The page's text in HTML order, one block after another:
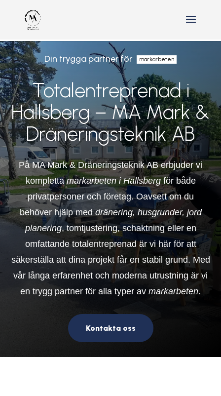
Din trygga partner för markarbeten
Totalentreprenad i
Hallsberg – MA Mark &
Dräneringsteknik AB
På MA Mark & Dräneringsteknik AB erbjuder vi
komplettamarkarbeten i Hallsbergför både
privatpersoner och företag. Oavsett om du
behöver hjälp meddränering, husgrunder, jord
planering, tomtjustering, schaktning eller en
omfattande totalentreprenad är vi här för att
säkerställa att dina projekt får en stabil grund. Med
vår långa erfarenhet och moderna utrustning är vi
en trygg partner för alla typer av markarbeten.
Kontakta oss